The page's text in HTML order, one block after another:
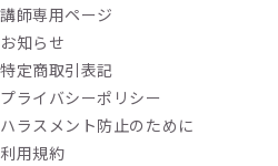
講師専用ページ
お知らせ
特定商取引表記
プライバシーポリシー
ハラスメント防止のために
利用規約